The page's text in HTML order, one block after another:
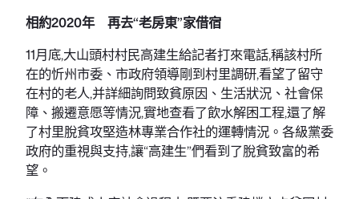
相約2020年 再去“老房東”家借宿
11月底,大山頭村村民高建生給記者打來電話,稱該村所
在的忻州市委、市政府領導剛到村里調研,看望了留守
在村的老人,并詳細詢問致貧原因、生活狀況、社會保
障、搬遷意愿等情況,實地查看了飲水解困工程,還了解
了村里脫貧攻堅造林專業合作社的運轉情況。各級黨委
政府的重視與支持,讓“高建生”們看到了脫貧致富的希
望。